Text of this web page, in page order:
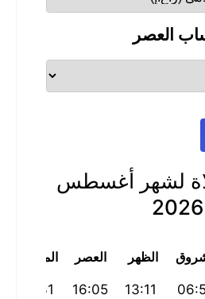
العصر
لشهر أغسطس
2026
الظهر العصر المغرب
13:11
16:05
19:31